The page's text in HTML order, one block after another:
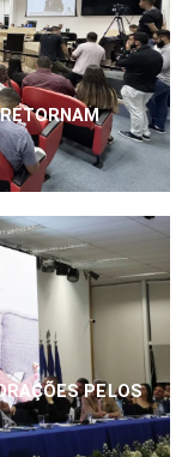
PELOS